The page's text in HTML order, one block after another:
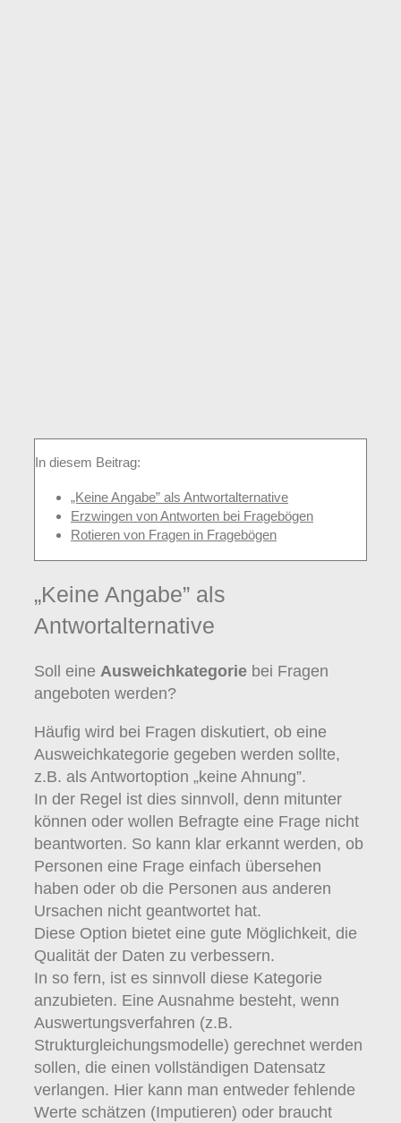
In diesem Beitrag:
„Keine Angabe” als Antwortalternative
Erzwingen von Antworten bei Fragebögen
Rotieren von Fragen in Fragebögen
„Keine Angabe” als
Antwortalternative
Soll eine Ausweichkategorie bei Fragen
angeboten werden?
Häufig wird bei Fragen diskutiert, ob eine
Ausweichkategorie gegeben werden sollte,
z.B. als Antwortoption „keine Ahnung”.
In der Regel ist dies sinnvoll, denn mitunter
können oder wollen Befragte eine Frage nicht
beantworten. So kann klar erkannt werden, ob
Personen eine Frage einfach übersehen
haben oder ob die Personen aus anderen
Ursachen nicht geantwortet hat.
Diese Option bietet eine gute Möglichkeit, die
Qualität der Daten zu verbessern.
In so fern, ist es sinnvoll diese Kategorie
anzubieten. Eine Ausnahme besteht, wenn
Auswertungsverfahren (z.B.
Strukturgleichungsmodelle) gerechnet werden
sollen, die einen vollständigen Datensatz
verlangen. Hier kann man entweder fehlende
Werte schätzen (Imputieren) oder braucht